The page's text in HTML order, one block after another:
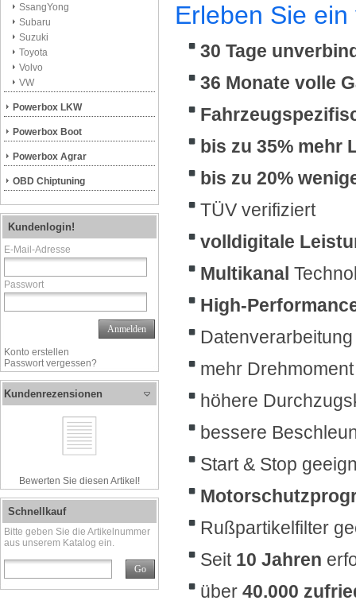
Erleben Sie
30 Tage
36 Monate volle
bis zu 35% mehr
bis zu 20%
TÜV verifiziert
volldigitale
Multikanal
High-
mehr Drehmoment
höhere
bessere
Start & Stop
Rußpartikelfilter
Seit 10 Jahren
über 40.000
SsangYong
Subaru
Suzuki
Toyota
Volvo
VW
Powerbox LKW
Powerbox Boot
Powerbox Agrar
OBD Chiptuning
Kundenlogin!
E-Mail-Adresse
Passwort
Anmelden
Konto erstellen
Passwort vergessen?
Kundenrezensionen
Bewerten Sie diesen Artikel!
Schnellkauf
Bitte geben Sie die Artikelnummer
aus unserem Katalog ein.
Go